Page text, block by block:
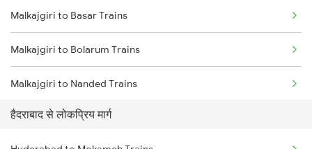
Hyderabad to Mahbubabad Trains
Hyderabad to Samarlakota Trains
Hyderabad to Jangaon Trains
Hyderabad to Guntakal Trains
Malkajgiri to Basar Trains
Malkajgiri to Bolarum Trains
Malkajgiri to Nanded Trains
Malkajgiri to Purna Trains
हैदराबाद से लोकप्रिय मार्ग